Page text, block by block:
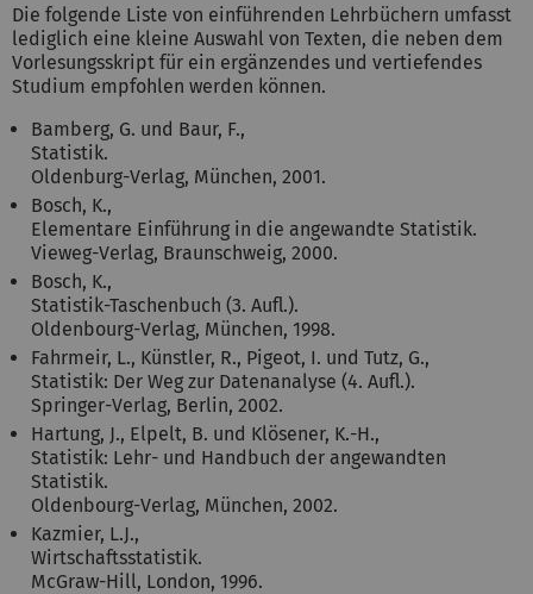
Die folgende Liste von einführenden Lehrbüchern umfasst
lediglich eine kleine Auswahl von Texten, die neben dem
Vorlesungsskript für ein ergänzendes und vertiefendes
Studium empfohlen werden können.
Bamberg, G. und Baur, F.,
Statistik.
Oldenburg-Verlag, München, 2001.
Bosch, K.,
Elementare Einführung in die angewandte Statistik.
Vieweg-Verlag, Braunschweig, 2000.
Bosch, K.,
Statistik-Taschenbuch (3. Aufl.).
Oldenbourg-Verlag, München, 1998.
Fahrmeir, L., Künstler, R., Pigeot, I. und Tutz, G.,
Statistik: Der Weg zur Datenanalyse (4. Aufl.).
Springer-Verlag, Berlin, 2002.
Hartung, J., Elpelt, B. und Klösener, K.-H.,
Statistik: Lehr- und Handbuch der angewandten
Statistik.
Oldenbourg-Verlag, München, 2002.
Kazmier, L.J.,
Wirtschaftsstatistik.
McGraw-Hill, London, 1996.